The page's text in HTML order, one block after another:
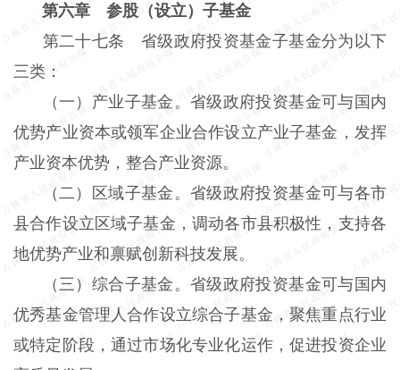
第六章 参股（设立）子基金
第二十七条 省级政府投资基金子基金分为以下
三类：
（一）产业子基金。省级政府投资基金可与国内
优势产业资本或领军企业合作设立产业子基金，发挥
产业资本优势，整合产业资源。
（二）区域子基金。省级政府投资基金可与各市
县合作设立区域子基金，调动各市县积极性，支持各
地优势产业和禀赋创新科技发展。
（三）综合子基金。省级政府投资基金可与国内
优秀基金管理人合作设立综合子基金，聚焦重点行业
或特定阶段，通过市场化专业化运作，促进投资企业